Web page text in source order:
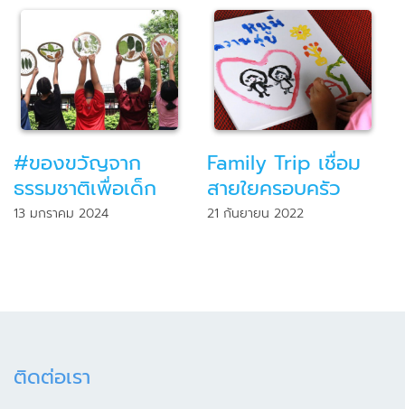
#ของขวัญจาก
ธรรมชาติเพื่อเด็ก
13 มกราคม 2024
Family Trip เชื่อม
สายใยครอบครัว
21 กันยายน 2022
ติดต่อเรา